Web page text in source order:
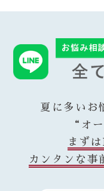
ご購入いただ
時間がかかる
遅くとも3営業
す。
ご納得いただ
て、変更が必
更させていた
店である漢方
総合部門で全
舗のみ）に選
薬剤師が
ラインでも安心
夏に多いお
“オ
まず
カンタンな事